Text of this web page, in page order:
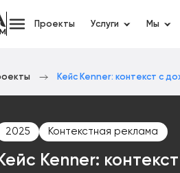
Проекты Услуги Мы
Кейс Kenner: контекст с
2025 Контекстная реклама
Kenner: